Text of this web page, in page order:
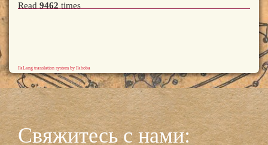
Read 9462 times
FaLang translation system by Faboba
Свяжитесь с нами: